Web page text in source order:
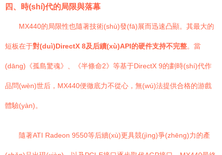
四、時(shí)代的局限與落幕
MX440的局限性也隨著技術(shù)發(fā)展而迅速凸顯。其最大的
短板在于對(duì)DirectX 8及后續(xù)API的硬件支持不完整。當
(dāng)《孤島驚魂》、《半條命2》等基于DirectX 9的劃時(shí)代作
品問(wèn)世后，MX440便徹底力不從心，無(wú)法提供合格的游戲
體驗(yàn)。
隨著ATI Radeon 9550等后續(xù)更具競(jìng)爭(zhēng)力的產